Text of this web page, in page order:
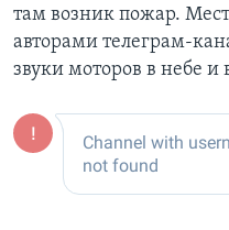
там возник пожар.
авторами телеграм-
звуки моторов в небе и